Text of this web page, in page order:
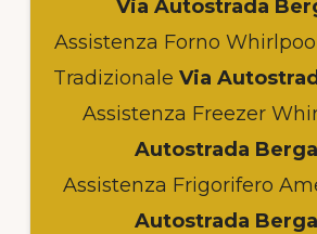
Via Autostrada
Assistenza Forno
Tradizionale Via
Assistenza Freezer
Autostrada
Assistenza Frigorifero
Autostrada